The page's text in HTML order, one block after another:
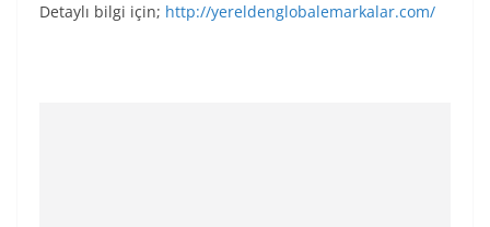
Detaylı bilgi için; http://yereldenglobalemarkalar.com/